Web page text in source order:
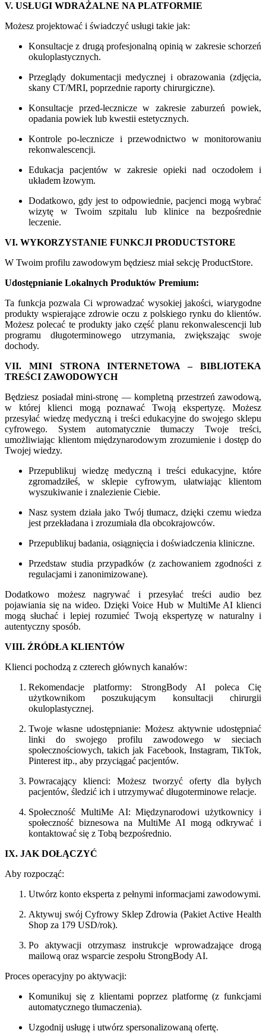
V. USŁUGI WDRAŻALNE NA PLATFORMIE
Możesz projektować i świadczyć usługi takie jak:
Konsultacje z drugą profesjonalną opinią w zakresie schorzeń
okuloplastycznych.
Przeglądy dokumentacji medycznej i obrazowania (zdjęcia,
skany CT/MRI, poprzednie raporty chirurgiczne).
Konsultacje przed-lecznicze w zakresie zaburzeń powiek,
opadania powiek lub kwestii estetycznych.
Kontrole po-lecznicze i przewodnictwo w monitorowaniu
rekonwalescencji.
Edukacja pacjentów w zakresie opieki nad oczodołem i
układem łzowym.
Dodatkowo, gdy jest to odpowiednie, pacjenci mogą wybrać
wizytę w Twoim szpitalu lub klinice na bezpośrednie
leczenie.
VI. WYKORZYSTANIE FUNKCJI PRODUCTSTORE
W Twoim profilu zawodowym będziesz miał sekcję ProductStore.
Udostępnianie Lokalnych Produktów Premium:
Ta funkcja pozwala Ci wprowadzać wysokiej jakości, wiarygodne
produkty wspierające zdrowie oczu z polskiego rynku do klientów.
Możesz polecać te produkty jako część planu rekonwalescencji lub
programu długoterminowego utrzymania, zwiększając swoje
dochody.
VII. MINI STRONA INTERNETOWA – BIBLIOTEKA
TREŚCI ZAWODOWYCH
Będziesz posiadał mini-stronę — kompletną przestrzeń zawodową,
w której klienci mogą poznawać Twoją ekspertyzę. Możesz
przesyłać wiedzę medyczną i treści edukacyjne do swojego sklepu
cyfrowego. System automatycznie tłumaczy Twoje treści,
umożliwiając klientom międzynarodowym zrozumienie i dostęp do
Twojej wiedzy.
Przepublikuj wiedzę medyczną i treści edukacyjne, które
zgromadziłeś, w sklepie cyfrowym, ułatwiając klientom
wyszukiwanie i znalezienie Ciebie.
Nasz system działa jako Twój tłumacz, dzięki czemu wiedza
jest przekładana i zrozumiała dla obcokrajowców.
Przepublikuj badania, osiągnięcia i doświadczenia kliniczne.
Przedstaw studia przypadków (z zachowaniem zgodności z
regulacjami i zanonimizowane).
Dodatkowo możesz nagrywać i przesyłać treści audio bez
pojawiania się na wideo. Dzięki Voice Hub w MultiMe AI klienci
mogą słuchać i lepiej rozumieć Twoją ekspertyzę w naturalny i
autentyczny sposób.
VIII. ŹRÓDŁA KLIENTÓW
Klienci pochodzą z czterech głównych kanałów:
Rekomendacje platformy: StrongBody AI poleca Cię
użytkownikom poszukującym konsultacji chirurgii
okuloplastycznej.
Twoje własne udostępnianie: Możesz aktywnie udostępniać
linki do swojego profilu zawodowego w sieciach
społecznościowych, takich jak Facebook, Instagram, TikTok,
Pinterest itp., aby przyciągać pacjentów.
Powracający klienci: Możesz tworzyć oferty dla byłych
pacjentów, śledzić ich i utrzymywać długoterminowe relacje.
Społeczność MultiMe AI: Międzynarodowi użytkownicy i
społeczność biznesowa na MultiMe AI mogą odkrywać i
kontaktować się z Tobą bezpośrednio.
IX. JAK DOŁĄCZYĆ
Aby rozpocząć:
Utwórz konto eksperta z pełnymi informacjami zawodowymi.
Aktywuj swój Cyfrowy Sklep Zdrowia (Pakiet Active Health
Shop za 179 USD/rok).
Po aktywacji otrzymasz instrukcje wprowadzające drogą
mailową oraz wsparcie zespołu StrongBody AI.
Proces operacyjny po aktywacji:
Komunikuj się z klientami poprzez platformę (z funkcjami
automatycznego tłumaczenia).
Uzgodnij usługę i utwórz spersonalizowaną ofertę.